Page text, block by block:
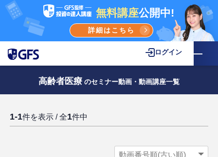
無料講座公開中!
詳細はこちら
ログイン
高齢者医療 のセミナー動画・動画講座一覧
1-1件を表示 / 全1件中